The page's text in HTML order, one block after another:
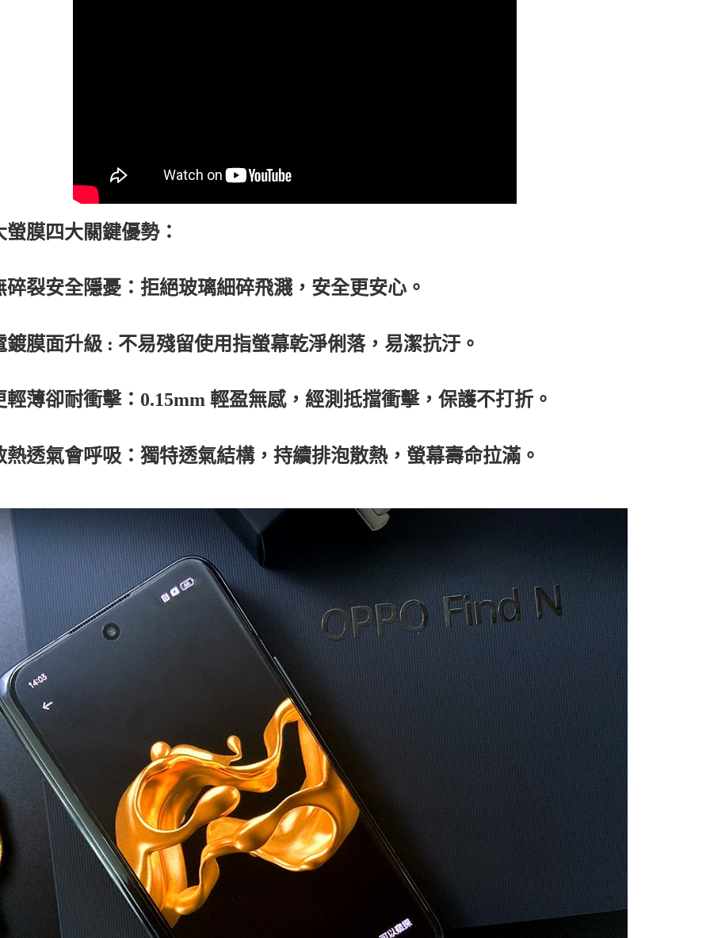
螢膜四大關鍵優勢：
碎裂安全隱憂：拒絕玻璃細碎飛濺，安全更安心。
鍍膜面升級 : 不易殘留使用指螢幕乾淨俐落，易潔抗汙。
輕薄卻耐衝擊：0.15mm 輕盈無感，經測抵擋衝擊，保護不打折。
熱透氣會呼吸：獨特透氣結構，持續排泡散熱，螢幕壽命拉滿。